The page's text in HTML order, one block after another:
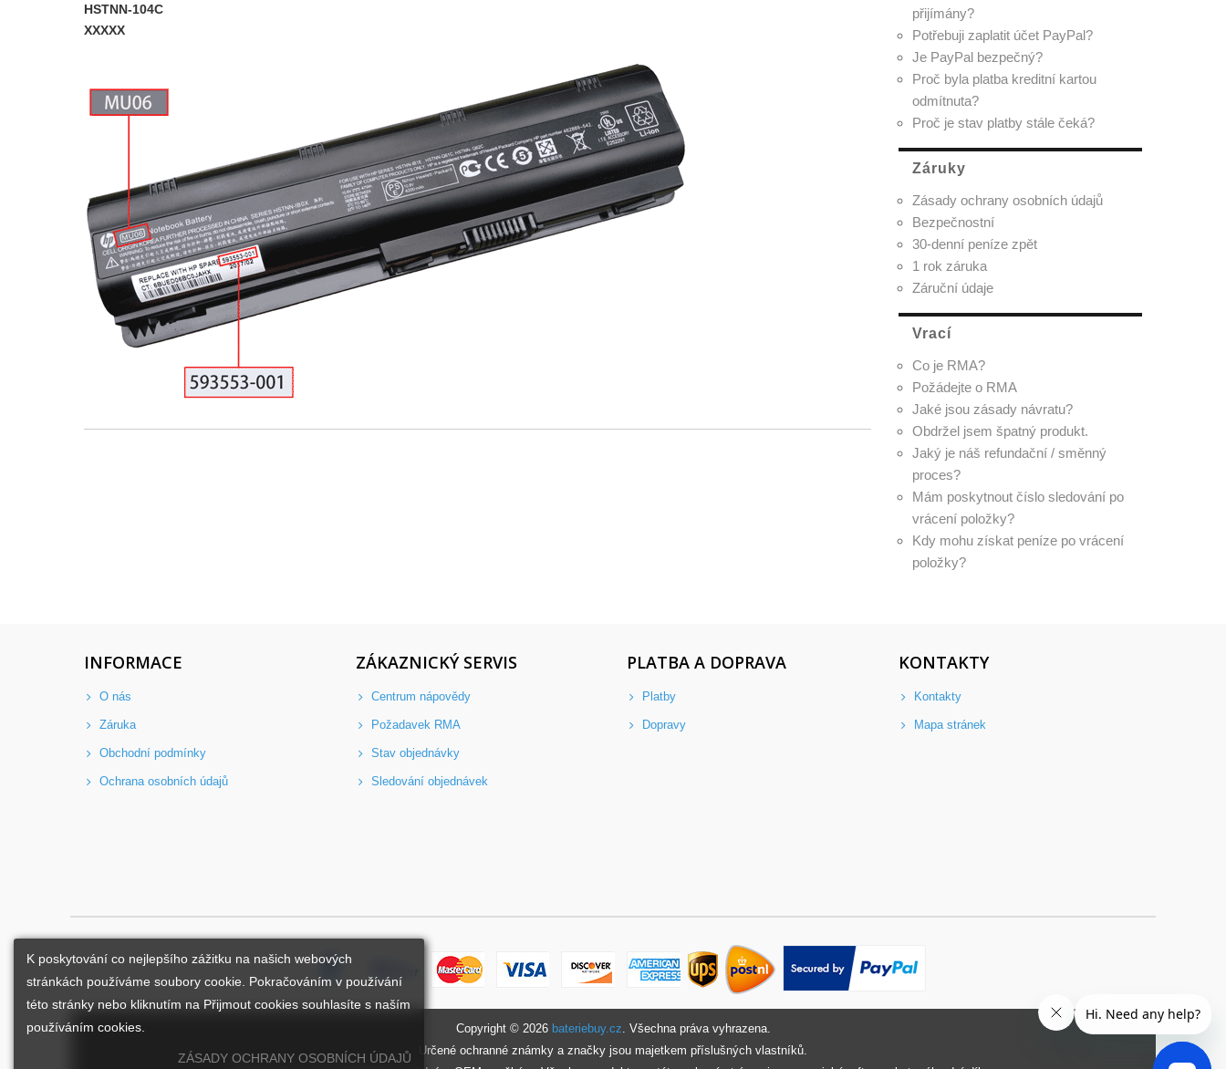
HSTNN-104C
XXXXX
přijímány?
Potřebuji zaplatit účet PayPal?
Je PayPal bezpečný?
Proč byla platba kreditní kartou
odmítnuta?
Proč je stav platby stále čeká?
Záruky
Zásady ochrany osobních údajů
Bezpečnostní
30-denní peníze zpět
1 rok záruka
Záruční údaje
Vrací
Co je RMA?
Požádejte o RMA
Jaké jsou zásady návratu?
Obdržel jsem špatný produkt.
Jaký je náš refundační / směnný
proces?
Mám poskytnout číslo sledování po
vrácení položky?
Kdy mohu získat peníze po vrácení
položky?
INFORMACE
O nás
Záruka
Obchodní podmínky
Ochrana osobních údajů
ZÁKAZNICKÝ SERVIS
Centrum nápovědy
Požadavek RMA
Stav objednávky
Sledování objednávek
PLATBA A DOPRAVA
Platby
Dopravy
KONTAKTY
Kontakty
Mapa stránek
Copyright © 2026 bateriebuy.cz . Všechna práva vyhrazena.
Určené ochranné známky a značky jsou majetkem příslušných vlastníků.
K poskytování co nejlepšího zážitku na našich webových
stránkách používáme soubory cookie. Pokračováním v používání
této stránky nebo kliknutím na Přijmout cookies souhlasíte s naším
používáním cookies.
ZÁSADY OCHRANY OSOBNÍCH ÚDAJŮ